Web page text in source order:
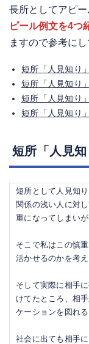
長所としてアピー
ピール例文を4つ
ますので参考にし
短所「人見知り
短所「人見知り
短所「人見知り
短所「人見知り
短所「人見
短所として人見知
関係の浅い人に対
重になってしまいが
そこで私はこの慎
活かせるのかを考え
そして実際に相手
けてたところ、相
ケーションを図れ
社会に出ても相手